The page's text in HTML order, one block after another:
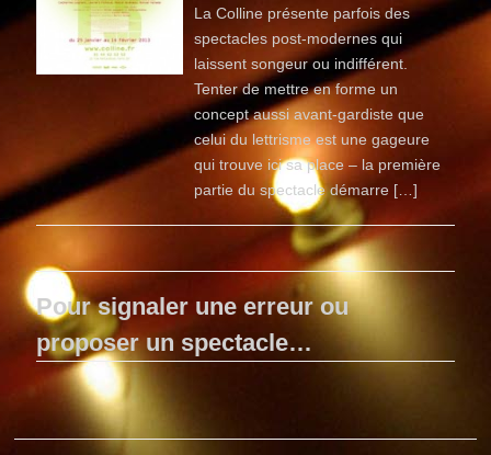
La Colline présente parfois des
spectacles post-modernes qui
laissent songeur ou indifférent.
Tenter de mettre en forme un
concept aussi avant-gardiste que
celui du lettrisme est une gageure
qui trouve ici sa place – la première
partie du spectacle démarre […]
Pour signaler une erreur ou
proposer un spectacle…